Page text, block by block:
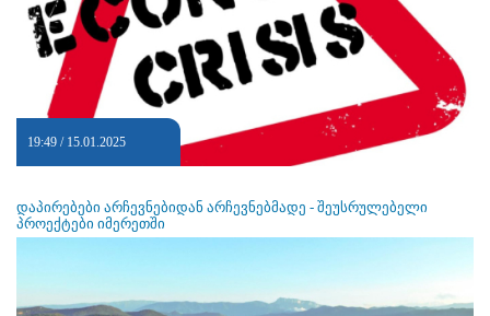
19:49 / 15.01.2025
დაპირებები არჩევნებიდან არჩევნებმადე - შეუსრულებელი
პროექტები იმერეთში